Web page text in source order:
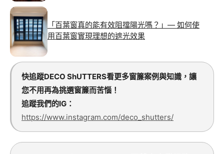
「百葉窗真的能有效阻擋陽光嗎？」— 如何使
用百葉窗實現理想的遮光效果
快追蹤DECO ShUTTERS看更多窗簾案例與知識，讓
您不用再為挑選窗簾而苦惱！
追蹤我們的IG：
https://www.instagram.com/deco_shutters/